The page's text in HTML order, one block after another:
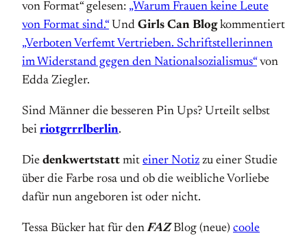
von Format“ gelesen: „Warum Frauen keine Leute
von Format sind.“ Und Girls Can Blogkommentiert
„Verboten Verfemt Vertrieben. Schriftstellerinnen
im Widerstand gegen den Nationalsozialismus“ von
Edda Ziegler.
Sind Männer die besseren Pin Ups? Urteilt selbst
bei riotgrrrlberlin.
Die denkwertstatt mit einer Notiz zu einer Studie
über die Farbe rosa und ob die weibliche Vorliebe
dafür nun angeboren ist oder nicht.
Tessa Bücker hat für denFAZBlog (neue) coole